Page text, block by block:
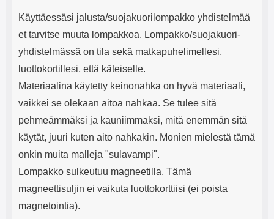
Käyttäessäsi jalusta/suojakuorilompakko yhdistelmää
et tarvitse muuta lompakkoa. Lompakko/suojakuori-
yhdistelmässä on tila sekä matkapuhelimellesi,
luottokortillesi, että käteiselle.
Materiaalina käytetty keinonahka on hyvä materiaali,
vaikkei se olekaan aitoa nahkaa. Se tulee sitä
pehmeämmäksi ja kauniimmaksi, mitä enemmän sitä
käytät, juuri kuten aito nahkakin. Monien mielestä tämä
onkin muita malleja "sulavampi".
Lompakko sulkeutuu magneetilla. Tämä
magneettisuljin ei vaikuta luottokorttiisi (ei poista
magnetointia).